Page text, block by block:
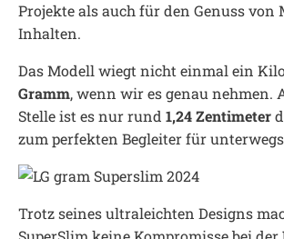
Projekte als auch für den Genuss von
Inhalten.
Das Modell wiegt nicht einmal ein
Gramm, wenn wir es genau nehmen.
Stelle ist es nur rund 1,24 Zentimeter
zum perfekten Begleiter für
Trotz seines ultraleichten Designs